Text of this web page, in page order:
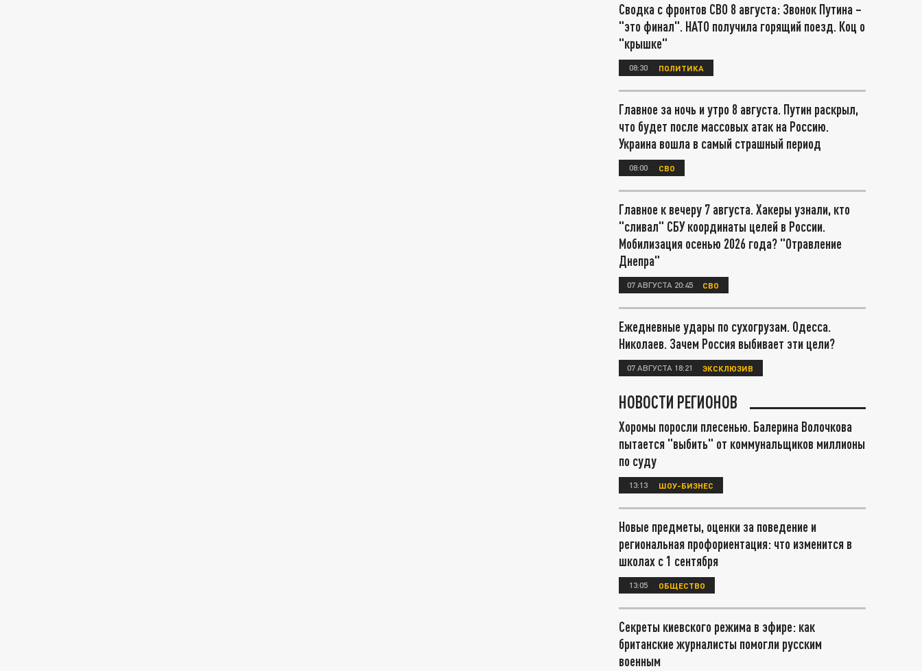
Сводка с фронтов СВО 8 августа: Звонок Путина –
"это финал". НАТО получила горящий поезд. Коц о
"крышке"
08:30 ПОЛИТИКА
Главное за ночь и утро 8 августа. Путин раскрыл,
что будет после массовых атак на Россию.
Украина вошла в самый страшный период
08:00 СВО
Главное к вечеру 7 августа. Хакеры узнали, кто
"сливал" СБУ координаты целей в России.
Мобилизация осенью 2026 года? "Отравление
Днепра"
07 АВГУСТА 20:45 СВО
Ежедневные удары по сухогрузам. Одесса.
Николаев. Зачем Россия выбивает эти цели?
07 АВГУСТА 18:21 ЭКСКЛЮЗИВ
НОВОСТИ РЕГИОНОВ
Хоромы поросли плесенью. Балерина Волочкова
пытается "выбить" от коммунальщиков миллионы
по суду
13:13 ШОУ-БИЗНЕС
Новые предметы, оценки за поведение и
региональная профориентация: что изменится в
школах с 1 сентября
13:05 ОБЩЕСТВО
Секреты киевского режима в эфире: как
британские журналисты помогли русским
военным